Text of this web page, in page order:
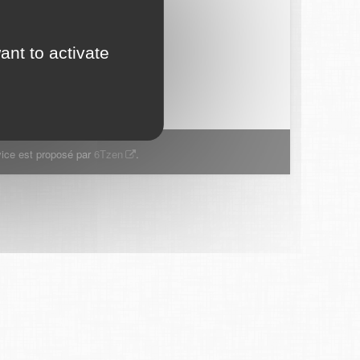
est proposé par 6Tzen .
to activate